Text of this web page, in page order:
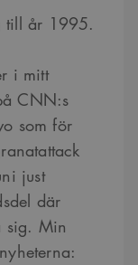
till år 1995.
i mitt
CNN:s
som för
just
där
sig. Min